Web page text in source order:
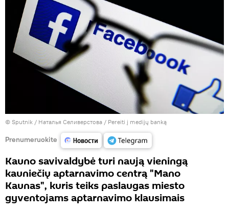
© Sputnik / Наталья Селиверстова / Pereiti į medijų banką
Prenumeruokite
Kauno savivaldybė turi naują vieningą
kauniečių aptarnavimo centrą "Mano
Kaunas", kuris teiks paslaugas miesto
gyventojams aptarnavimo klausimais